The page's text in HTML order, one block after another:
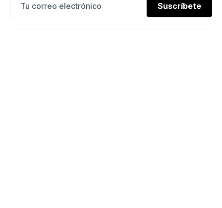
Suscríbete